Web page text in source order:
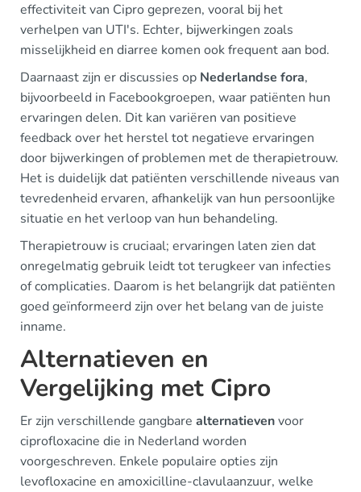
effectiviteit van Cipro geprezen, vooral bij het
verhelpen van UTI's. Echter, bijwerkingen zoals
misselijkheid en diarree komen ook frequent aan bod.
Daarnaast zijn er discussies op Nederlandse fora,
bijvoorbeeld in Facebookgroepen, waar patiënten hun
ervaringen delen. Dit kan variëren van positieve
feedback over het herstel tot negatieve ervaringen
door bijwerkingen of problemen met de therapietrouw.
Het is duidelijk dat patiënten verschillende niveaus van
tevredenheid ervaren, afhankelijk van hun persoonlijke
situatie en het verloop van hun behandeling.
Therapietrouw is cruciaal; ervaringen laten zien dat
onregelmatig gebruik leidt tot terugkeer van infecties
of complicaties. Daarom is het belangrijk dat patiënten
goed geïnformeerd zijn over het belang van de juiste
inname.
Alternatieven en
Vergelijking met Cipro
Er zijn verschillende gangbare alternatievenvoor
ciprofloxacine die in Nederland worden
voorgeschreven. Enkele populaire opties zijn
levofloxacine en amoxicilline-clavulaanzuur, welke